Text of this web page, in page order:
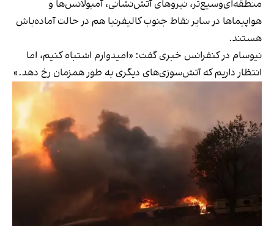
منطقه‌ای‌وسیع‌تر، نیروهای آتش‌نشانی، آمبولانس‌ها و
هواپیماها در سایر نقاط جنوب کالیفرنیا هم در حالت آماده‌باش
هستند.
نیوسام در کنفرانس خبری گفت: «امیدوارم اشتباه کنیم، اما
انتظار داریم که آتش‌سوزی‌های دیگری به طور همزمان رخ دهد.»